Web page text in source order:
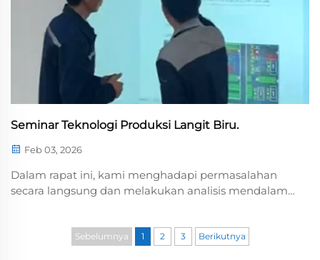
Seminar Teknologi Produksi Langit Biru.
Feb 03, 2026
Dalam rapat ini, kami menghadapi permasalahan
secara langsung dan melakukan analisis mendalam
mengantisipasi, dari reaktif menjadi proaktif, serta
Sebelumnya 1 2 3 Berikutnya